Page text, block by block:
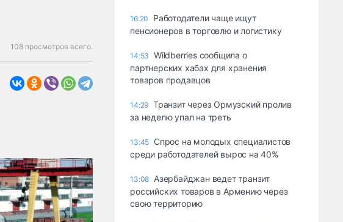
108 просмотров всего.
16:20
Работодатели чаще ищут
пенсионеров в торговлю и логистику
14:53
Wildberries сообщила о
партнерских хабах для хранения
товаров продавцов
14:29 Транзит через Ормузский пролив
за неделю упал на треть
13:45 Спрос на молодых специалистов
среди работодателей вырос на 40%
13:08 Азербайджан ведет транзит
российских товаров в Армению через
свою территорию